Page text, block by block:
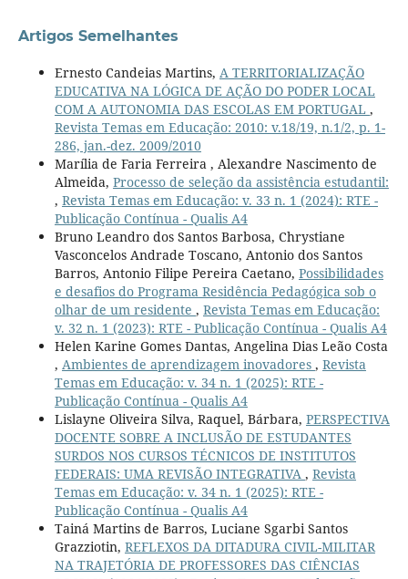
Artigos Semelhantes
Ernesto Candeias Martins, A TERRITORIALIZAÇÃO
EDUCATIVA NA LÓGICA DE AÇÃO DO PODER LOCAL
COM A AUTONOMIA DAS ESCOLAS EM PORTUGAL ,
Revista Temas em Educação: 2010: v.18/19, n.1/2, p. 1-
286, jan.-dez. 2009/2010
Marília de Faria Ferreira , Alexandre Nascimento de
Almeida, Processo de seleção da assistência estudantil:
, Revista Temas em Educação: v. 33 n. 1 (2024): RTE -
Publicação Contínua - Qualis A4
Bruno Leandro dos Santos Barbosa, Chrystiane
Vasconcelos Andrade Toscano, Antonio dos Santos
Barros, Antonio Filipe Pereira Caetano, Possibilidades
e desafios do Programa Residência Pedagógica sob o
olhar de um residente , Revista Temas em Educação:
v. 32 n. 1 (2023): RTE - Publicação Contínua - Qualis A4
Helen Karine Gomes Dantas, Angelina Dias Leão Costa
, Ambientes de aprendizagem inovadores , Revista
Temas em Educação: v. 34 n. 1 (2025): RTE -
Publicação Contínua - Qualis A4
Lislayne Oliveira Silva, Raquel, Bárbara, PERSPECTIVA
DOCENTE SOBRE A INCLUSÃO DE ESTUDANTES
SURDOS NOS CURSOS TÉCNICOS DE INSTITUTOS
FEDERAIS: UMA REVISÃO INTEGRATIVA , Revista
Temas em Educação: v. 34 n. 1 (2025): RTE -
Publicação Contínua - Qualis A4
Tainá Martins de Barros, Luciane Sgarbi Santos
Grazziotin, REFLEXOS DA DITADURA CIVIL-MILITAR
NA TRAJETÓRIA DE PROFESSORES DAS CIÊNCIAS